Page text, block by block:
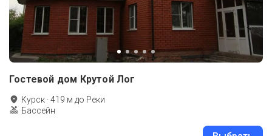
Гостевой дом Крутой Лог
Курск ·419 м до Реки
Бассейн